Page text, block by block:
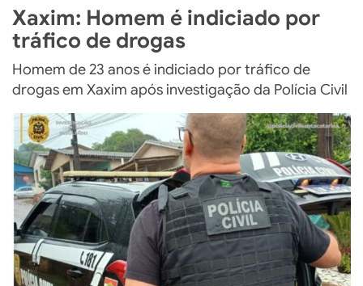
Xaxim: Homem é indiciado por
tráfico de drogas
Homem de 23 anos é indiciado por tráfico de
drogas em Xaxim após investigação da Polícia Civil